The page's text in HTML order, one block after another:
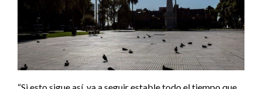
“Si esto sigue así, va a seguir estable todo el tiempo que